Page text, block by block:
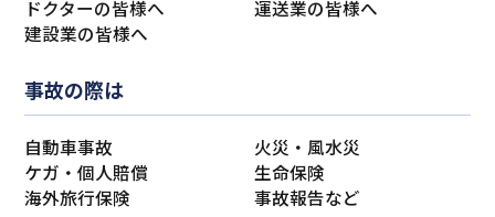
ドクターの皆様へ
運送業の皆様へ
建設業の皆様へ
事故の際は
自動車事故
火災・風水災
ケガ・個人賠償
生命保険
海外旅行保険
事故報告など